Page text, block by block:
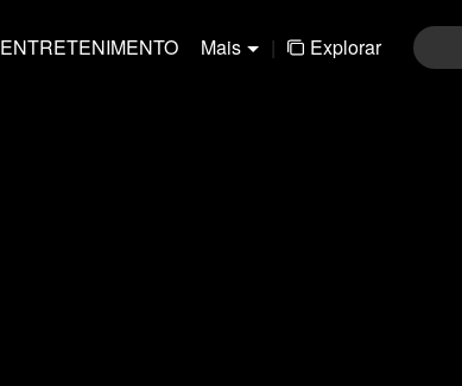
ENTRETENIMENTO Mais | Explorar